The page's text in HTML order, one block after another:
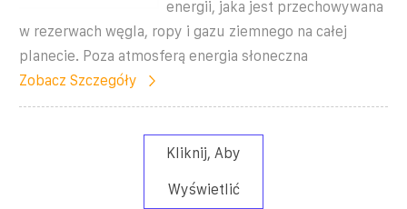
energii, jaka jest przechowywana
w rezerwach węgla, ropy i gazu ziemnego na całej
planecie. Poza atmosferą energia słoneczna
Zobacz Szczegóły
Kliknij, Aby
Wyświetlić